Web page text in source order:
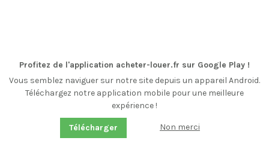
Profitez de l'application acheter-louer.fr sur Google Play !
Vous semblez naviguer sur notre site depuis un appareil Android.
Téléchargez notre application mobile pour une meilleure
expérience !
Télécharger Non merci